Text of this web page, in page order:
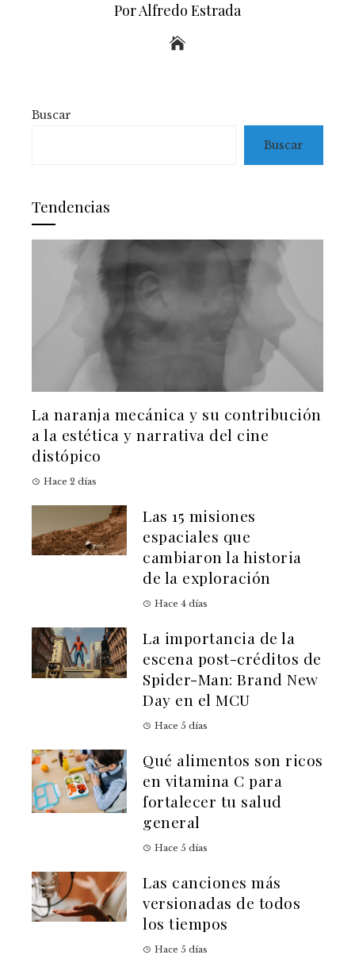
Por Alfredo Estrada
Buscar
Buscar
Tendencias
La naranja mecánica y su contribución
a la estética y narrativa del cine
distópico
Hace 2 días
Las 15 misiones
espaciales que
cambiaron la historia
de la exploración
Hace 4 días
La importancia de la
escena post-créditos de
Spider-Man: Brand New
Day en el MCU
Hace 5 días
Qué alimentos son ricos
en vitamina C para
fortalecer tu salud
general
Hace 5 días
Las canciones más
versionadas de todos
los tiempos
Hace 5 días